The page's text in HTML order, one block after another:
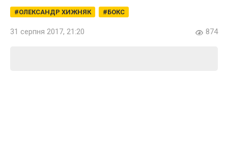
ОЛЕКСАНДР ХИЖНЯК БОКС
31 серпня 2017, 21:20 874